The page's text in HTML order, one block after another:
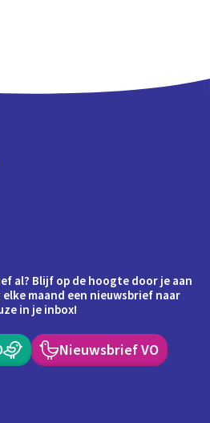
al? Blijf op de hoogte door je aan
maand een nieuwsbrief naar
in je inbox!
Nieuwsbrief VO